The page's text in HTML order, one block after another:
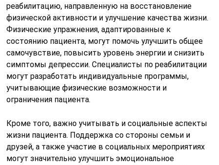
реабилитацию, направленную на восстановление
физической активности и улучшение качества жизни.
Физические упражнения, адаптированные к
состоянию пациента, могут помочь улучшить общее
самочувствие, повысить уровень энергии и снизить
симптомы депрессии. Специалисты по реабилитации
могут разработать индивидуальные программы,
учитывающие физические возможности и
ограничения пациента.
Кроме того, важно учитывать и социальные аспекты
жизни пациента. Поддержка со стороны семьи и
друзей, а также участие в социальных мероприятиях
могут значительно улучшить эмоциональное